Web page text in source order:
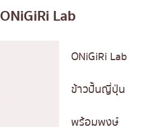
ONiGiRi Lab
ONiGiRi Lab
ข้าวปั้นญี่ปุ่น
พร้อมพงษ์